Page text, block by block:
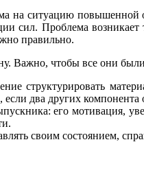
на ситуацию
сил. Проблема возникает
правильно.
Важно, чтобы все они
структурировать
два других компонента
его мотивация,
своим состоянием,